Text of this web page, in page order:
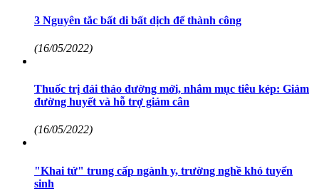
3 Nguyên tắc bất di bất dịch để thành công
(16/05/2022)
Thuốc trị đái tháo đường mới, nhắm mục tiêu kép: Giảm
đường huyết và hỗ trợ giảm cân
(16/05/2022)
"Khai tử" trung cấp ngành y, trường nghề khó tuyển
sinh